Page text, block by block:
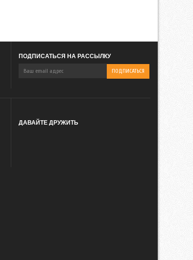
ПОДПИСАТЬСЯ НА РАССЫЛКУ
ДАВАЙТЕ ДРУЖИТЬ